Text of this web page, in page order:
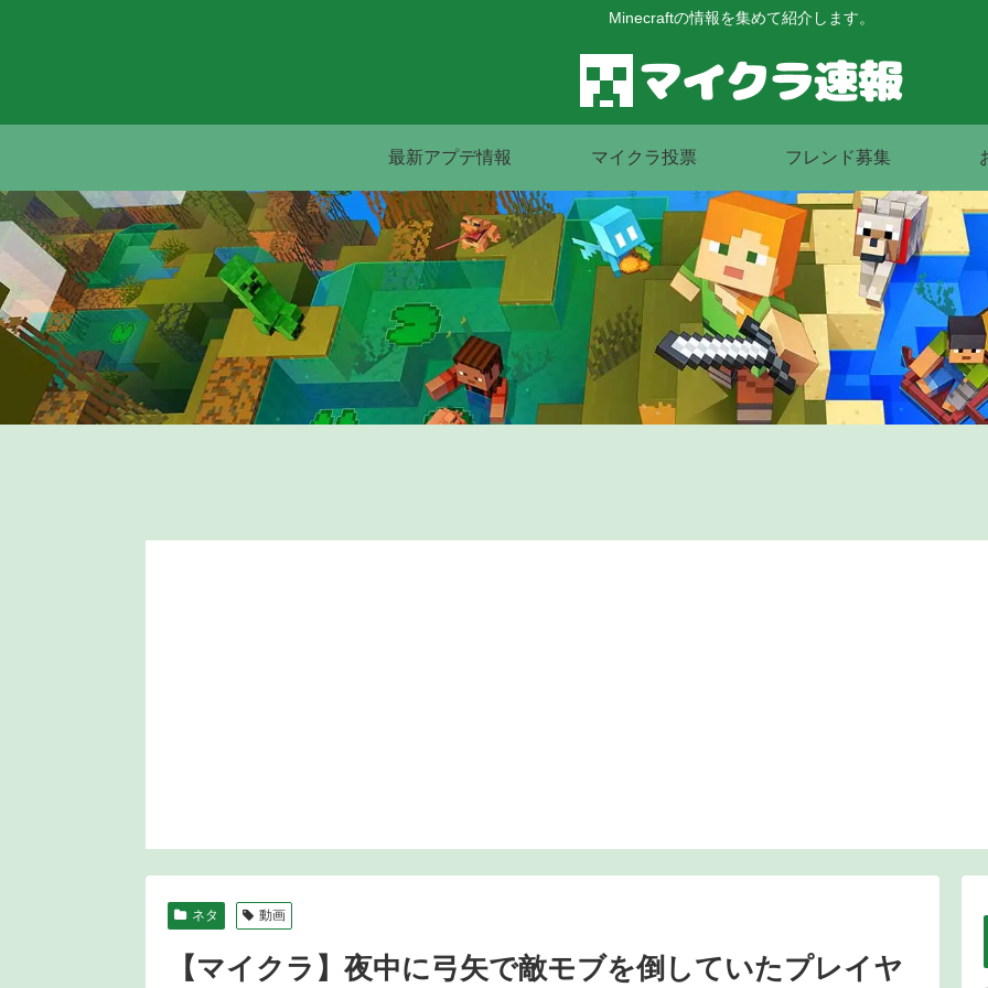
Minecraftの情報を集めて紹介します。
最新アプデ情報 マイクラ投票 フレンド募集
ネタ 動画
【マイクラ】夜中に弓矢で敵モブを倒していたプレイヤ